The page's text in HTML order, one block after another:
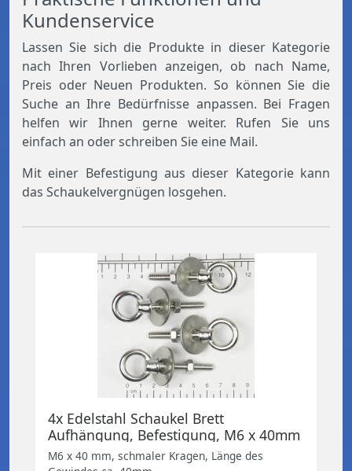
Kundenservice
Lassen Sie sich die Produkte in dieser Kategorie
nach Ihren Vorlieben anzeigen, ob nach Name,
Preis oder Neuen Produkten. So können Sie die
Suche an Ihre Bedürfnisse anpassen. Bei Fragen
helfen wir Ihnen gerne weiter. Rufen Sie uns
einfach an oder schreiben Sie eine Mail.
Mit einer Befestigung aus dieser Kategorie kann
das Schaukelvergnügen losgehen.
4x Edelstahl Schaukel Brett
Aufhängung, Befestigung, M6 x 40mm
M6 x 40 mm, schmaler Kragen, Länge des